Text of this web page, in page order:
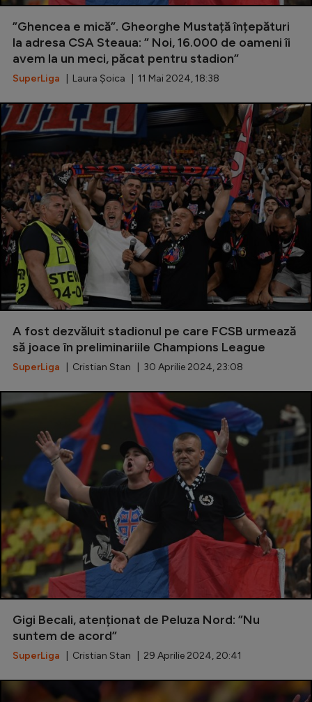
”Ghencea e mică”. Gheorghe Mustață înțepături
la adresa CSA Steaua: ” Noi, 16.000 de oameni îi
avem la un meci, păcat pentru stadion”
SuperLiga | Laura Șoica | 11 Mai 2024, 18:38
A fost dezvăluit stadionul pe care FCSB urmează
să joace în preliminariile Champions League
SuperLiga | Cristian Stan | 30 Aprilie 2024, 23:08
Gigi Becali, atenționat de Peluza Nord: ”Nu
suntem de acord”
SuperLiga | Cristian Stan | 29 Aprilie 2024, 20:41